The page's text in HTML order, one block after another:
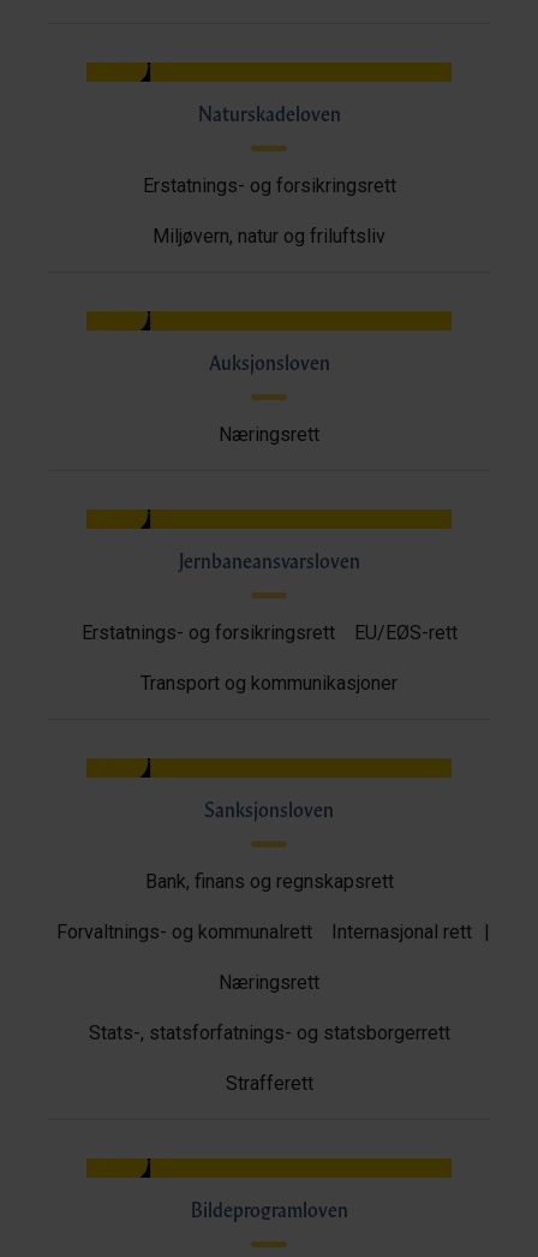
Naturskadeloven
Erstatnings- og forsikringsrett
Miljøvern, natur og friluftsliv
Auksjonsloven
Næringsrett
Jernbaneansvarsloven
Erstatnings- og forsikringsrett EU/EØS-rett
Transport og kommunikasjoner
Sanksjonsloven
Bank, finans og regnskapsrett
Forvaltnings- og kommunalrett Internasjonal rett |
Næringsrett
Stats-, statsforfatnings- og statsborgerrett
Strafferett
Bildeprogramloven